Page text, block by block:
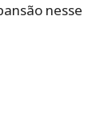
nesse